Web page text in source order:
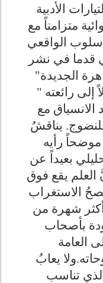
الأدبية
متزامناً مع
الواقعي
في نشر
الجديدة"
رائعته "
الانسياق مع
يناقشُ
موضحاً رأيه
بعيداً عن
العلم يقع فوق
الاستغراب
شهرة من
بأصحاب
العامة
يعابُ
تناسب